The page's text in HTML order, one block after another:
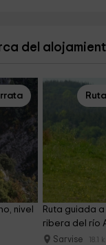
del
nivel
Ruta guiada
ribera del río
Sarvise 18.1